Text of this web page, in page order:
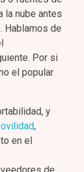
la nube antes
Hablamos de
Por si
el popular
y
,
en el